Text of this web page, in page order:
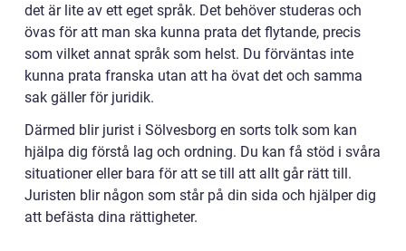
det är lite av ett eget språk. Det behöver studeras och
övas för att man ska kunna prata det flytande, precis
som vilket annat språk som helst. Du förväntas inte
kunna prata franska utan att ha övat det och samma
sak gäller för juridik.
Därmed blir jurist i Sölvesborg en sorts tolk som kan
hjälpa dig förstå lag och ordning. Du kan få stöd i svåra
situationer eller bara för att se till att allt går rätt till.
Juristen blir någon som står på din sida och hjälper dig
att befästa dina rättigheter.